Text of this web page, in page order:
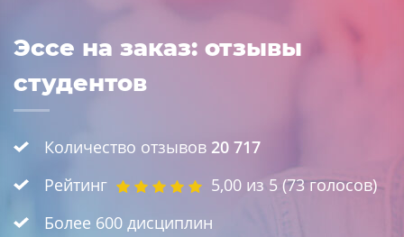
Эссе на заказ: отзывы
студентов
Количество отзывов 20 717
Рейтинг
5,00 из 5 (73голосов)
Более 600 дисциплин